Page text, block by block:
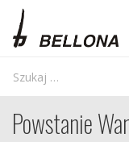
Powstanie